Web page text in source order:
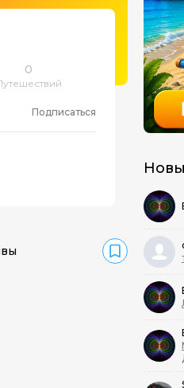
0
Подписаться